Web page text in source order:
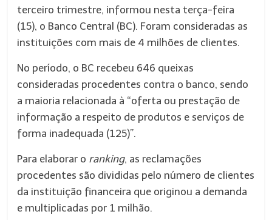
terceiro trimestre, informou nesta terça-feira
(15), o Banco Central (BC). Foram consideradas as
instituições com mais de 4 milhões de clientes.
No período, o BC recebeu 646 queixas
consideradas procedentes contra o banco, sendo
a maioria relacionada à “oferta ou prestação de
informação a respeito de produtos e serviços de
forma inadequada (125)”.
Para elaborar o ranking, as reclamações
procedentes são divididas pelo número de clientes
da instituição financeira que originou a demanda
e multiplicadas por 1 milhão.